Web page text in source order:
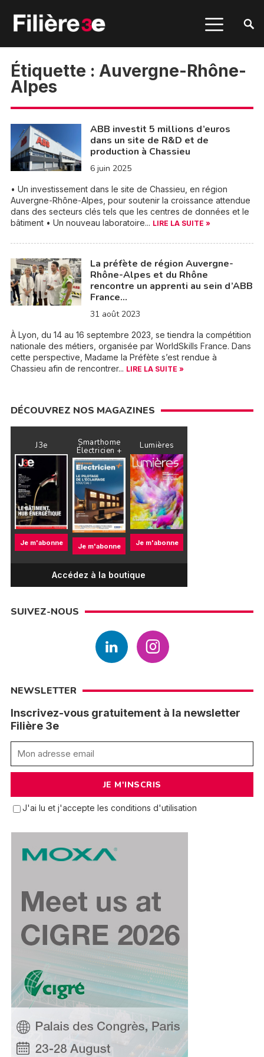
Étiquette : Auvergne-Rhône-
Alpes
ABB investit 5 millions d’euros
dans un site de R&D et de
production à Chassieu
6 juin 2025
• Un investissement dans le site de Chassieu, en région
Auvergne-Rhône-Alpes, pour soutenir la croissance attendue
dans des secteurs clés tels que les centres de données et le
bâtiment • Un nouveau laboratoire... LIRE LA SUITE »
La préfète de région Auvergne-
Rhône-Alpes et du Rhône
rencontre un apprenti au sein d’ABB
France…
31 août 2023
À Lyon, du 14 au 16 septembre 2023, se tiendra la compétition
nationale des métiers, organisée par WorldSkills France. Dans
cette perspective, Madame la Préfète s’est rendue à
Chassieu afin de rencontrer... LIRE LA SUITE »
DÉCOUVREZ NOS MAGAZINES
J3e
Je m'abonne
Smarthome
Électricien +
Je m'abonne
Lumières
Je m'abonne
Accédez à la boutique
SUIVEZ-NOUS
NEWSLETTER
Inscrivez-vous gratuitement à la newsletter
Filière 3e
J'ai lu et j'accepte les conditions d'utilisation